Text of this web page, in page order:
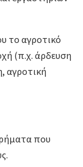
το αγροτικό
(π.χ. άρδευση
αγροτική
που